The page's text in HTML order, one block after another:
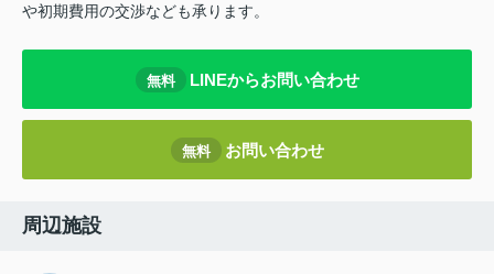
や初期費用の交渉なども承ります。
無料 LINEからお問い合わせ
無料 お問い合わせ
周辺施設